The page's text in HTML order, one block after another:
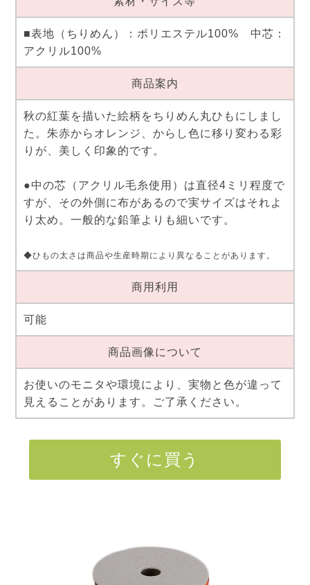
■表地（ちりめん）：ポリエステル100% 中芯：
アクリル100%
商品案内
秋の紅葉を描いた絵柄をちりめん丸ひもにしまし
た。朱赤からオレンジ、からし色に移り変わる彩
りが、美しく印象的です。
●中の芯（アクリル毛糸使用）は直径4ミリ程度で
すが、その外側に布があるので実サイズはそれよ
り太め。一般的な鉛筆よりも細いです。
◆ひもの太さは商品や生産時期により異なることがあります。
商用利用
可能
商品画像について
お使いのモニタや環境により、実物と色が違って
見えることがあります。ご了承ください。
すぐに買う